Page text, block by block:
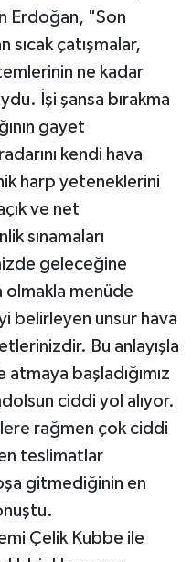
Erdoğan, "Son
sıcak çatışmalar,
ne kadar
İşi şansa bırakma
gayet
kendi hava
harp yeteneklerini
ve net
sınamaları
geleceğine
olmakla menüde
belirleyen unsur hava
Bu anlayışla
başladığımız
ciddi yol alıyor.
rağmen çok ciddi
teslimatlar
gitmediğinin en